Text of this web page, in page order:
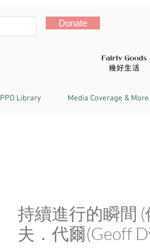
Donate
PPO Library Media Coverage & More
持續進行的瞬間 (
夫．代爾(Geoff